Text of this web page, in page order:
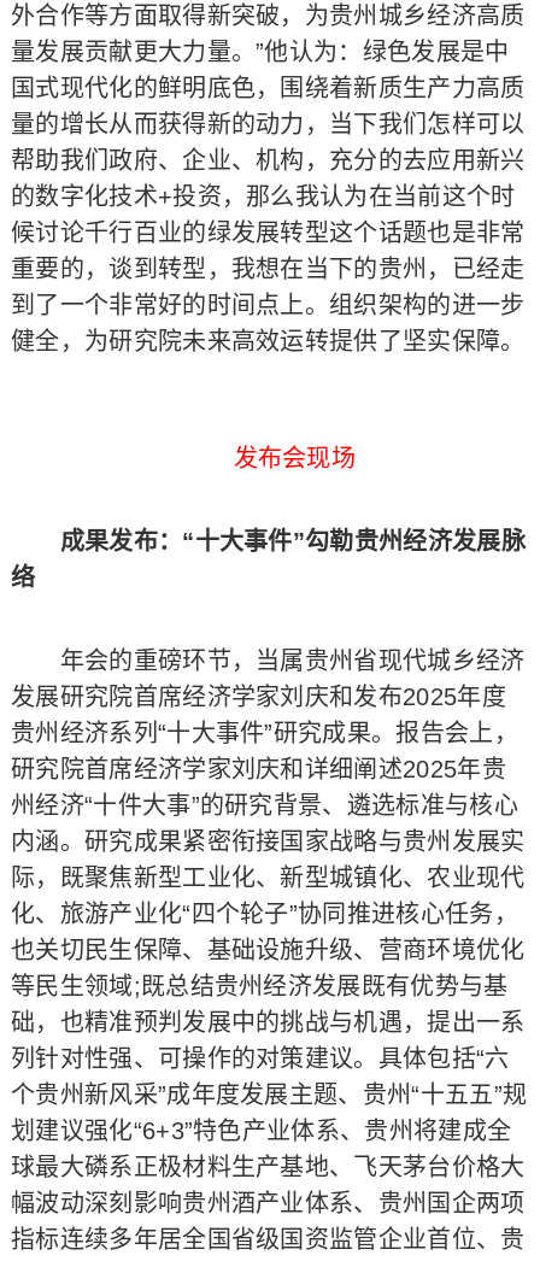
外合作等方面取得新突破，为贵州城乡经济高质
量发展贡献更大力量。”他认为：绿色发展是中
国式现代化的鲜明底色，围绕着新质生产力高质
量的增长从而获得新的动力，当下我们怎样可以
帮助我们政府、企业、机构，充分的去应用新兴
的数字化技术+投资，那么我认为在当前这个时
候讨论千行百业的绿发展转型这个话题也是非常
重要的，谈到转型，我想在当下的贵州，已经走
到了一个非常好的时间点上。组织架构的进一步
健全，为研究院未来高效运转提供了坚实保障。
发布会现场
成果发布：“十大事件”勾勒贵州经济发展脉
络
年会的重磅环节，当属贵州省现代城乡经济
发展研究院首席经济学家刘庆和发布2025年度
贵州经济系列“十大事件”研究成果。报告会上，
研究院首席经济学家刘庆和详细阐述2025年贵
州经济“十件大事”的研究背景、遴选标准与核心
内涵。研究成果紧密衔接国家战略与贵州发展实
际，既聚焦新型工业化、新型城镇化、农业现代
化、旅游产业化“四个轮子”协同推进核心任务，
也关切民生保障、基础设施升级、营商环境优化
等民生领域;既总结贵州经济发展既有优势与基
础，也精准预判发展中的挑战与机遇，提出一系
列针对性强、可操作的对策建议。具体包括“六
个贵州新风采”成年度发展主题、贵州“十五五”规
划建议强化“6+3”特色产业体系、贵州将建成全
球最大磷系正极材料生产基地、飞天茅台价格大
幅波动深刻影响贵州酒产业体系、贵州国企两项
指标连续多年居全国省级国资监管企业首位、贵